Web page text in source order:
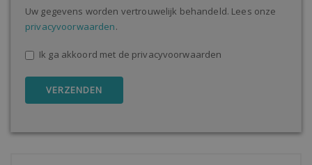
Uw gegevens worden vertrouwelijk behandeld. Lees onze
privacyvoorwaarden.
Ik ga akkoord met de privacyvoorwaarden
VERZENDEN